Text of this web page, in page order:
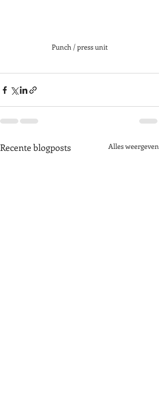
Punch / press unit
Recente blogposts Alles weergeven